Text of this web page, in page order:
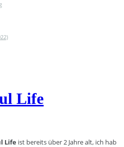
Life
Life ist bereits über 2 Jahre alt, ich hab